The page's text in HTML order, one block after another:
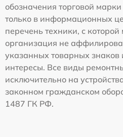
обозначения торговой
только в информационных
перечень техники, с
организация не
указанных товарных знаков
интересы. Все виды
исключительно на
законном гражданском
1487 ГК РФ.